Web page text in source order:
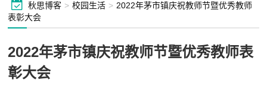
秋思博客 > 校园生活 > 2022年茅市镇庆祝教师节暨优秀教师
表彰大会
2022年茅市镇庆祝教师节暨优秀教师表
彰大会